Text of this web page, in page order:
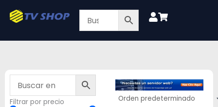
Filtrar por precio